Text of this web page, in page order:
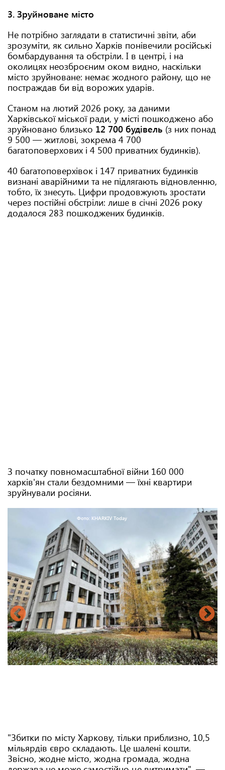
3. Зруйноване місто
Не потрібно заглядати в статистичні звіти, аби
зрозуміти, як сильно Харків понівечили російські
бомбардування та обстріли. І в центрі, і на
околицях неозброєним оком видно, наскільки
місто зруйноване: немає жодного району, що не
постраждав би від ворожих ударів.
Станом на лютий 2026 року, за даними
Харківської міської ради, у місті пошкоджено або
зруйновано близько 12 700 будівель (з них понад
9 500 — житлові, зокрема 4 700
багатоповерхових і 4 500 приватних будинків).
40 багатоповерхівок і 147 приватних будинків
визнані аварійними та не підлягають відновленню,
тобто, їх знесуть. Цифри продовжують зростати
через постійні обстріли: лише в січні 2026 року
додалося 283 пошкоджених будинків.
З початку повномасштабної війни 160 000
харків'ян стали бездомними — їхні квартири
зруйнували росіяни.
Фото: KHARKIV Today
"Збитки по місту Харкову, тільки приблизно, 10,5
мільярдів євро складають. Це шалені кошти.
Звісно, жодне місто, жодна громада, жодна